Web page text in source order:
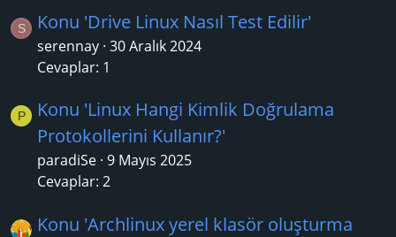
S Konu 'Drive Linux Nasıl Test Edilir'
serennay 30 Aralık 2024
Cevaplar: 1
P
Konu 'Linux Hangi Kimlik Doğrulama
Protokollerini Kullanır?'
paradiSe 9 Mayıs 2025
Cevaplar: 2
Konu 'Archlinux yerel klasör oluşturma